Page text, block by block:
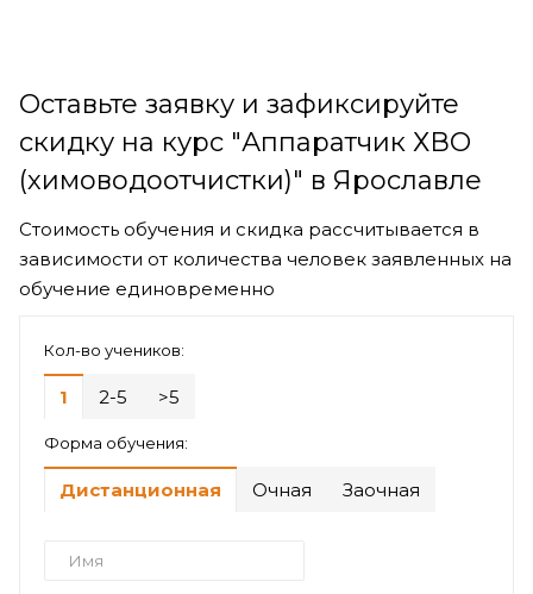
Оставьте заявку и зафиксируйте
скидку на курс "Аппаратчик ХВО
(химоводоотчистки)" в Ярославле
Стоимость обучения и скидка рассчитывается в
зависимости от количества человек заявленных на
обучение единовременно
Кол-во учеников:
1 2-5 >5
Форма обучения:
Дистанционная Очная Заочная